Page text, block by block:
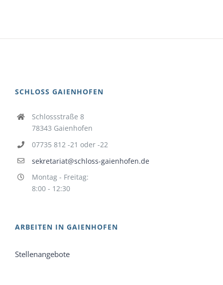
SCHLOSS GAIENHOFEN
Schlossstraße 8
78343 Gaienhofen
07735 812 -21 oder -22
sekretariat@schloss-gaienhofen.de
Montag - Freitag:
8:00 - 12:30
ARBEITEN IN GAIENHOFEN
Stellenangebote